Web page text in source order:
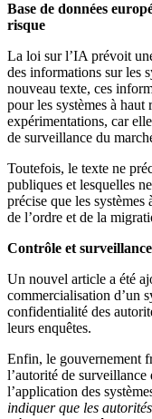
Base de données
risque
La loi sur l’IA prévoit
des informations sur les
nouveau texte, ces
pour les systèmes à haut
expérimentations, car
de surveillance du
Toutefois, le texte ne
publiques et lesquelles
précise que les systèmes
de l’ordre et de la
Contrôle et
Un nouvel article a été
commercialisation d’un
confidentialité des
leurs enquêtes.
Enfin, le gouvernement
l’autorité de surveillance
l’application des
indiquer que les